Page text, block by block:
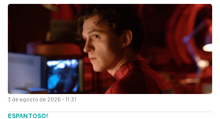
3 de agosto de 2026 - 11:31
ESPANTOSO!